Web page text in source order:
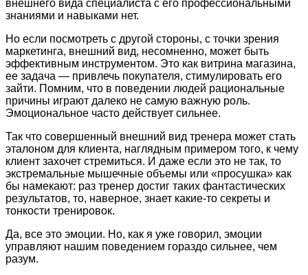
внешнего вида специалиста с его профессиональными
знаниями и навыками нет.
Но если посмотреть с другой стороны, с точки зрения
маркетинга, внешний вид, несомненно, может быть
эффективным инструментом. Это как витрина магазина,
ее задача — привлечь покупателя, стимулировать его
зайти. Помним, что в поведении людей рациональные
причины играют далеко не самую важную роль.
Эмоциональное часто действует сильнее.
Так что совершенный внешний вид тренера может стать
эталоном для клиента, наглядным примером того, к чему
клиент захочет стремиться. И даже если это не так, то
экстремальные мышечные объемы или «просушка» как
бы намекают: раз тренер достиг таких фантастических
результатов, то, наверное, знает какие-то секреты и
тонкости тренировок.
Да, все это эмоции. Но, как я уже говорил, эмоции
управляют нашим поведением гораздо сильнее, чем
разум.